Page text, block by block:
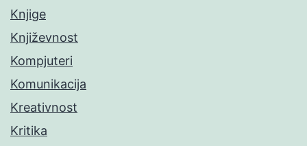
Knjige
Književnost
Kompjuteri
Komunikacija
Kreativnost
Kritika